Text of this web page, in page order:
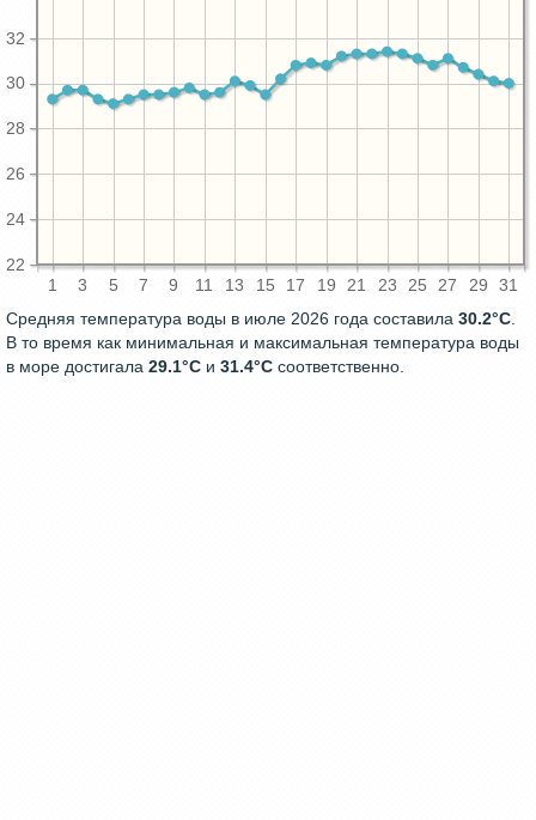
1 3 5 7 9 11 13 15 17 19 21 23 25 27 29 31
22
24
26
28
30
32
Средняя температура воды в июле 2026 года составила 30.2°C.
В то время как минимальная и максимальная температура воды
в море достигала 29.1°C и 31.4°C соответственно.